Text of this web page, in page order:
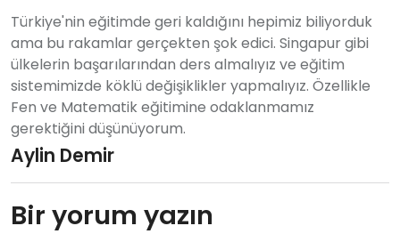
Türkiye'nin eğitimde geri kaldığını hepimiz biliyorduk
ama bu rakamlar gerçekten şok edici. Singapur gibi
ülkelerin başarılarından ders almalıyız ve eğitim
sistemimizde köklü değişiklikler yapmalıyız. Özellikle
Fen ve Matematik eğitimine odaklanmamız
gerektiğini düşünüyorum.
Aylin Demir
Bir yorum yazın